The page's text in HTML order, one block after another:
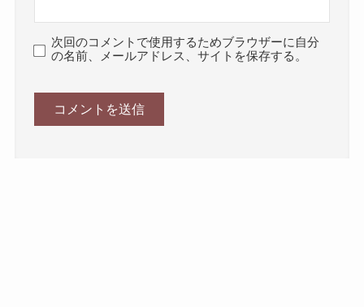
次回のコメントで使用するためブラウザーに自分
の名前、メールアドレス、サイトを保存する。